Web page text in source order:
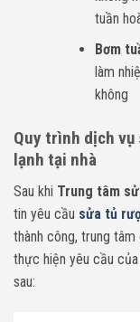
tuần
Bơm
làm
không
Quy trình dịch vụ
lạnh tại nhà
Sau khi Trung tâm
tin yêu cầu sửa tủ
thành công, trung
thực hiện yêu cầu
sau: